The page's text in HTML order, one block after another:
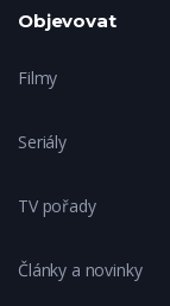
Objevovat
Filmy
Seriály
TV pořady
Články a novinky